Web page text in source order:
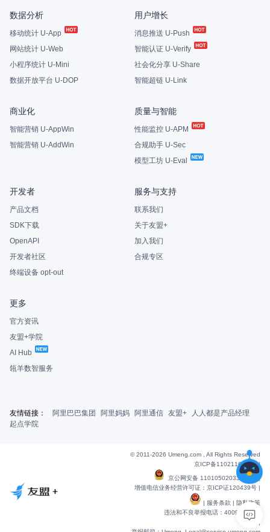
数据分析
移动统计 U-App
网站统计 U-Web
小程序统计 U-Mini
数据开放平台 U-DOP
用户增长
消息推送 U-Push
智能认证 U-Verify
社会化分享 U-Share
智能超链 U-Link
商业化
智能营销 U-AppWin
智能营销 U-AddWin
质量与智能
性能监控 U-APM
合规助手 U-Sec
模型工坊 U-Eval
开发者
产品文档
SDK下载
OpenAPI
开发者社区
终端设备 opt-out
服务与支持
联系我们
关于友盟+
加入我们
合规专区
更多
官方资讯
友盟+学院
AI Hub
瓴羊数智服务
友情链接： 阿里巴巴集团 阿里妈妈 阿里通信 友盟+
人人都是产品经理
起点学院
© 2011-2026 Umeng.com , All Rights Reserved
京ICP备11021163号-6|
京公网安备 11010502033607号
|
增值电信业务经营许可证：京ICP证120439号 |
| 服务条款 | 隐私政策
违法和不良举报电话：4009901848